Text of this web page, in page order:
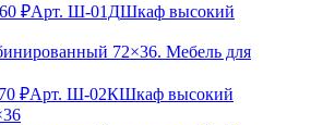
₽Арт. Ш-01ДШкаф высокий
₽Арт. Ш-02КШкаф высокий